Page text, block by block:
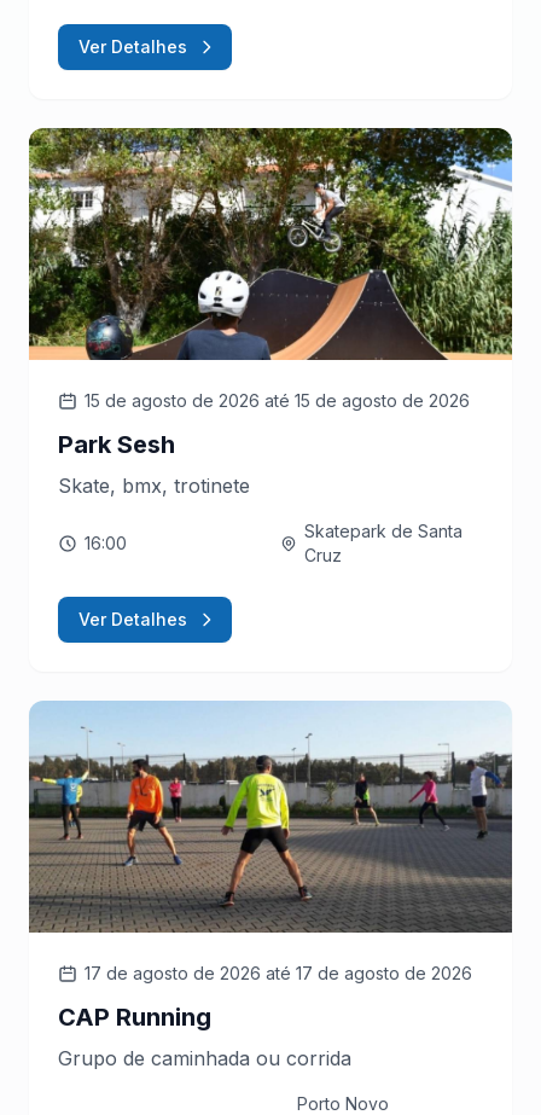
Ver Detalhes
15 de agosto de 2026 até 15 de agosto de 2026
Park Sesh
Skate, bmx, trotinete
16:00
Skatepark de Santa
Cruz
Ver Detalhes
17 de agosto de 2026 até 17 de agosto de 2026
CAP Running
Grupo de caminhada ou corrida
Porto Novo